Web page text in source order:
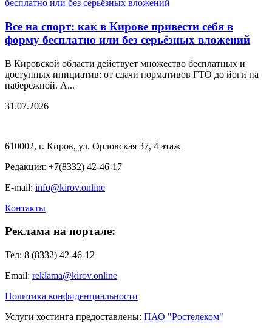
Все на спорт: как в Кирове привести себя в
форму бесплатно или без серьёзных вложений
В Кировской области действует множество бесплатных и
доступных инициатив: от сдачи нормативов ГТО до йоги на
набережной. А...
31.07.2026
610002, г. Киров, ул. Орловская 37, 4 этаж
Редакция: +7(8332) 42-46-17
E-mail: info@kirov.online
Контакты
Реклама на портале:
Тел: 8 (8332) 42-46-12
Email: reklama@kirov.online
Политика конфиденциальности
Услуги хостинга предоставлены: ПАО "Ростелеком"